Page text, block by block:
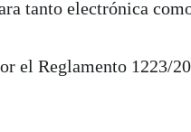
tanto electrónica
el Reglamento 1223/